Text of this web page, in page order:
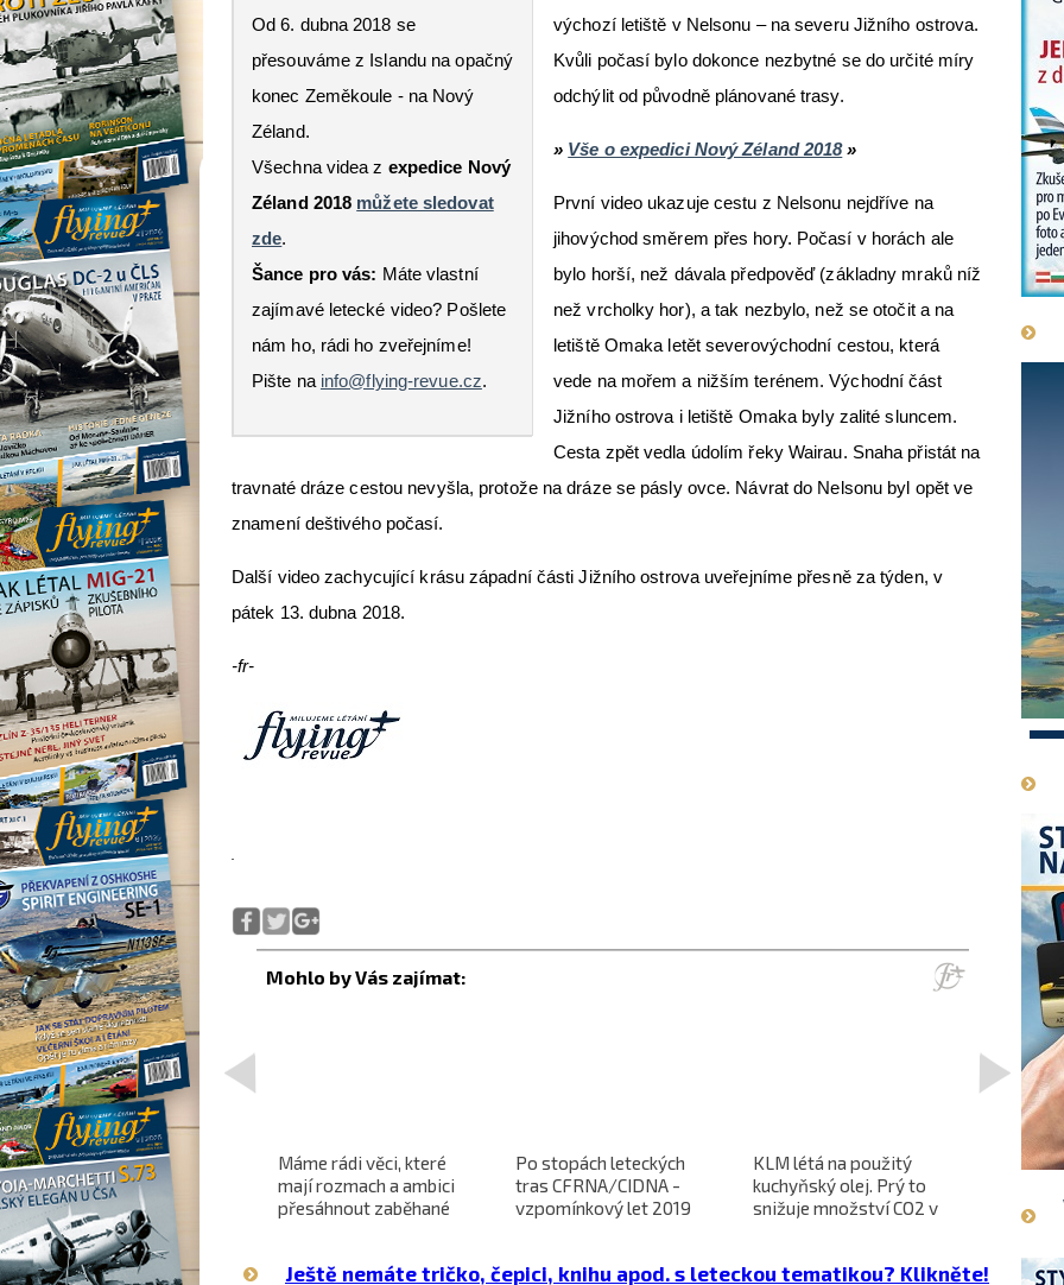
Od 6. dubna 2018 se
přesouváme z Islandu na opačný
konec Zeměkoule - na Nový
Zéland.
Všechna videa z expedice Nový
Zéland 2018 můžete sledovat
zde.
Šance pro vás: Máte vlastní
zajímavé letecké video? Pošlete
nám ho, rádi ho zveřejníme!
Pište na info@flying-revue.cz.
výchozí letiště v Nelsonu – na severu Jižního ostrova.
Kvůli počasí bylo dokonce nezbytné se do určité míry
odchýlit od původně plánované trasy.
» Vše o expedici Nový Zéland 2018»
První video ukazuje cestu z Nelsonu nejdříve na
jihovýchod směrem přes hory. Počasí v horách ale
bylo horší, než dávala předpověď (základny mraků níž
než vrcholky hor), a tak nezbylo, než se otočit a na
letiště Omaka letět severovýchodní cestou, která
vede na mořem a nižším terénem. Východní část
Jižního ostrova i letiště Omaka byly zalité sluncem.
Cesta zpět vedla údolím řeky Wairau. Snaha přistát na
travnaté dráze cestou nevyšla, protože na dráze se pásly ovce. Návrat do Nelsonu byl opět ve
znamení deštivého počasí.
Další video zachycující krásu západní části Jižního ostrova uveřejníme přesně za týden, v
pátek 13. dubna 2018.
-fr-
Projekt nadzvukového
letounu X-59 QueSST
směřuje k prvnímu letu
Máme rádi věci, které
mají rozmach a ambici
přesáhnout zaběhané
Po stopách leteckých
tras CFRNA/CIDNA -
vzpomínkový let 2019
KLM létá na použitý
kuchyňský olej. Prý to
snižuje množství CO2 v
L-610
projekt
cena
>
Ještě nemáte tričko, čepici, knihu apod. s leteckou tematikou? Klikněte!
1